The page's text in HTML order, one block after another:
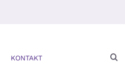
KONTAKT